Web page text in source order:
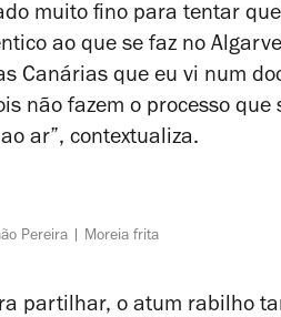
muito fino para tentar
ao que se faz no
Canárias que eu vi num
não fazem o processo
ar”, contextualiza.
Pereira Moreia frita
partilhar, o atum rabilho